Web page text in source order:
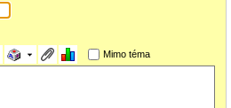
Mimo téma